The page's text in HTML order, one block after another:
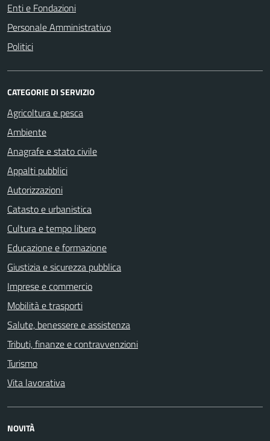
Enti e Fondazioni
Personale Amministrativo
Politici
CATEGORIE DI SERVIZIO
Agricoltura e pesca
Ambiente
Anagrafe e stato civile
Appalti pubblici
Autorizzazioni
Catasto e urbanistica
Cultura e tempo libero
Educazione e formazione
Giustizia e sicurezza pubblica
Imprese e commercio
Mobilità e trasporti
Salute, benessere e assistenza
Tributi, finanze e contravvenzioni
Turismo
Vita lavorativa
NOVITÀ